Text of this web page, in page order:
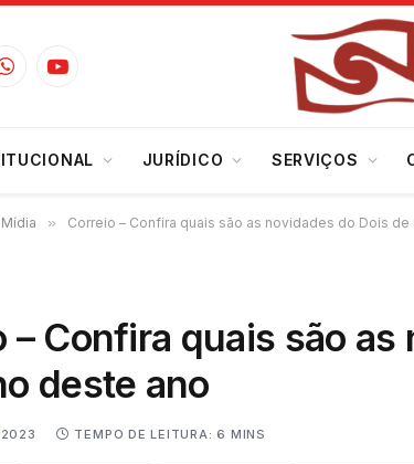
WhatsAppYouTube
JURÍDICO SERVIÇOS
» Correio – Confira quais são as novidades do Dois
– Confira quais são
deste ano
TEMPO DE LEITURA: 6 MINS